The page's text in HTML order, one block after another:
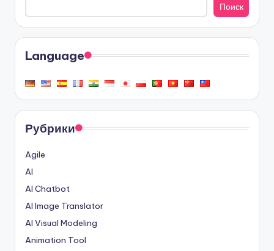
Поиск
Language
Рубрики
Agile
AI
AI Chatbot
AI Image Translator
AI Visual Modeling
Animation Tool